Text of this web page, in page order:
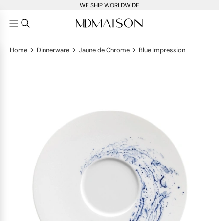
WE SHIP WORLDWIDE
Home > Dinnerware > Jaune de Chrome > Blue Impression